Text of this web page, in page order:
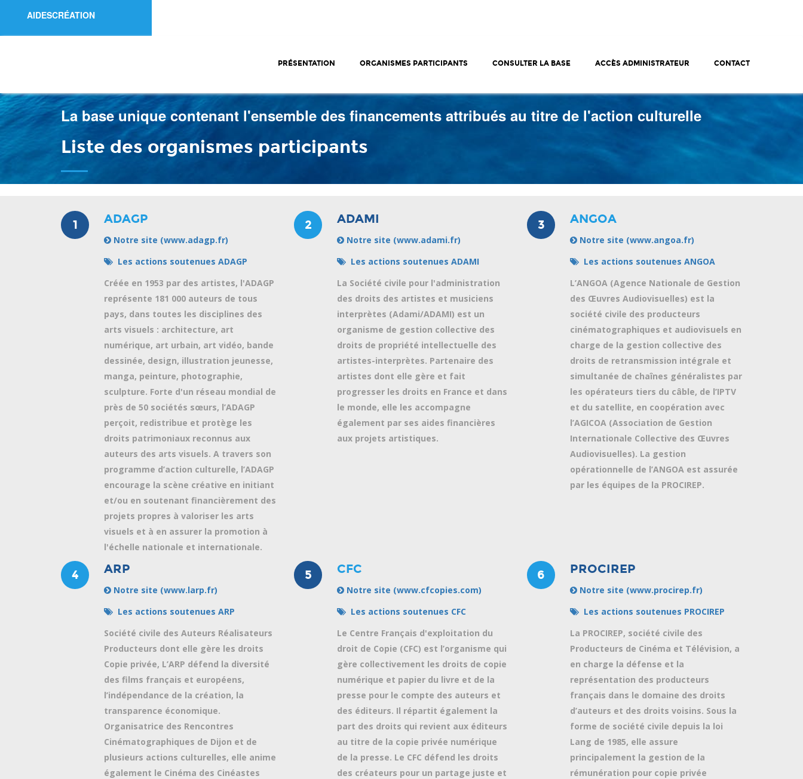
AIDESCRÉATION
PRÉSENTATION ORGANISMES PARTICIPANTS CONSULTER LA BASE ACCÈS ADMINISTRATEUR CONTACT
La base unique contenant l'ensemble des financements attribués au titre de l'action culturelle
Liste des organismes participants
1 ADAGP
Notre site (www.adagp.fr)
Les actions soutenues ADAGP
Créée en 1953 par des artistes, l'ADAGP
représente 181 000 auteurs de tous
pays, dans toutes les disciplines des
arts visuels : architecture, art
numérique, art urbain, art vidéo, bande
dessinée, design, illustration jeunesse,
manga, peinture, photographie,
sculpture. Forte d'un réseau mondial de
près de 50 sociétés sœurs, l’ADAGP
perçoit, redistribue et protège les
droits patrimoniaux reconnus aux
auteurs des arts visuels. A travers son
programme d’action culturelle, l’ADAGP
encourage la scène créative en initiant
et/ou en soutenant financièrement des
projets propres à valoriser les arts
visuels et à en assurer la promotion à
l'échelle nationale et internationale.
2 ADAMI
Notre site (www.adami.fr)
Les actions soutenues ADAMI
La Société civile pour l'administration
des droits des artistes et musiciens
interprètes (Adami/ADAMI) est un
organisme de gestion collective des
droits de propriété intellectuelle des
artistes-interprètes. Partenaire des
artistes dont elle gère et fait
progresser les droits en France et dans
le monde, elle les accompagne
également par ses aides financières
aux projets artistiques.
3 ANGOA
Notre site (www.angoa.fr)
Les actions soutenues ANGOA
L’ANGOA (Agence Nationale de Gestion
des Œuvres Audiovisuelles) est la
société civile des producteurs
cinématographiques et audiovisuels en
charge de la gestion collective des
droits de retransmission intégrale et
simultanée de chaînes généralistes par
les opérateurs tiers du câble, de l’IPTV
et du satellite, en coopération avec
l’AGICOA (Association de Gestion
Internationale Collective des Œuvres
Audiovisuelles). La gestion
opérationnelle de l’ANGOA est assurée
par les équipes de la PROCIREP.
4 ARP
Notre site (www.larp.fr)
Les actions soutenues ARP
Société civile des Auteurs Réalisateurs
Producteurs dont elle gère les droits
Copie privée, L’ARP défend la diversité
des films français et européens,
l’indépendance de la création, la
transparence économique.
Organisatrice des Rencontres
Cinématographiques de Dijon et de
plusieurs actions culturelles, elle anime
également le Cinéma des Cinéastes
5 CFC
Notre site (www.cfcopies.com)
Les actions soutenues CFC
Le Centre Français d'exploitation du
droit de Copie (CFC) est l’organisme qui
gère collectivement les droits de copie
numérique et papier du livre et de la
presse pour le compte des auteurs et
des éditeurs. Il répartit également la
part des droits qui revient aux éditeurs
au titre de la copie privée numérique
de la presse. Le CFC défend les droits
des créateurs pour un partage juste et
6 PROCIREP
Notre site (www.procirep.fr)
Les actions soutenues PROCIREP
La PROCIREP, société civile des
Producteurs de Cinéma et Télévision, a
en charge la défense et la
représentation des producteurs
français dans le domaine des droits
d’auteurs et des droits voisins. Sous la
forme de société civile depuis la loi
Lang de 1985, elle assure
principalement la gestion de la
rémunération pour copie privée